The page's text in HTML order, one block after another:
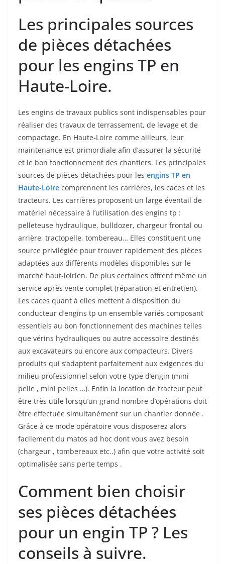
Les principales sources
de pièces détachées
pour les engins TP en
Haute-Loire.
Les engins de travaux publics sont indispensables pour
réaliser des travaux de terrassement, de levage et de
compactage. En Haute-Loire comme ailleurs, leur
maintenance est primordiale afin d’assurer la sécurité
et le bon fonctionnement des chantiers. Les principales
sources de pièces détachées pour les engins TP en
Haute-Loire comprennent les carrières, les caces et les
tracteurs. Les carrières proposent un large éventail de
matériel nécessaire à l’utilisation des engins tp :
pelleteuse hydraulique, bulldozer, chargeur frontal ou
arrière, tractopelle, tombereau… Elles constituent une
source privilégiée pour trouver rapidement des pièces
adaptées aux différents modèles disponibles sur le
marché haut-loirien. De plus certaines offrent même un
service après vente complet (réparation et entretien).
Les caces quant à elles mettent à disposition du
conducteur d’engins tp un ensemble variés composant
essentiels au bon fonctionnement des machines telles
que vérins hydrauliques ou autre accessoire destinés
aux excavateurs ou encore aux compacteurs. Divers
produits qui s’adaptent parfaitement aux exigences du
milieu professionnel selon votre type d’engin (mini
pelle , mini pelles …). Enfin la location de tracteur peut
être très utile lorsqu’un grand nombre d’opérations doit
être effectuée simultanément sur un chantier donnée .
Grâce à ce mode opératoire vous disposerez alors
facilement du matos ad hoc dont vous avez besoin
(chargeur , tombereaux etc..) afin que votre activité soit
optimalisée sans perte temps .
Comment bien choisir
ses pièces détachées
pour un engin TP ? Les
conseils à suivre.